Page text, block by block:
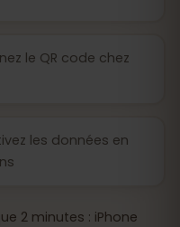
le QR code chez
les données en
2 minutes : iPhone